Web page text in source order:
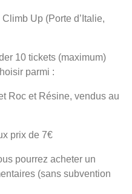
Up (Porte d’Italie,
10 tickets (maximum)
parmi :
Roc et Résine, vendus au
prix de 7€
pourrez acheter un
(sans subvention